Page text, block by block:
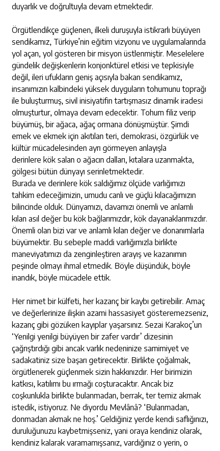
duyarlık ve doğrultuyla devam etmektedir.
Örgütlendikçe güçlenen, ilkeli duruşuyla istikrarlı büyüyen
sendikamız, Türkiye’nin eğitim vizyonu ve uygulamalarında
yol açan, yol gösteren bir misyon üstlenmiştir. Meselelere
gündelik değişkenlerin konjonktürel etkisi ve tepkisiyle
değil, ileri ufukların geniş açısıyla bakan sendikamız,
insanımızın kalbindeki yüksek duyguların tohumunu toprağı
ile buluşturmuş, sivil inisiyatifin tartışmasız dinamik iradesi
olmuşturtur, olmaya devam edecektir. Tohum filiz verip
büyümüş, bir ağaca, ağaç ormana dönüşmüştür. Şimdi
emek ve ekmek için akıtılan teri, demokrasi, özgürlük ve
kültür mücadelesinden ayrı görmeyen anlayışla
derinlere kök salan o ağacın dalları, kıtalara uzanmakta,
gölgesi bütün dünyayı serinletmektedir.
Burada ve derinlere kök saldığımız ölçüde varlığımızı
tahkim edeceğimizin, umudu canlı ve güçlü kılacağımızın
bilincinde olduk. Dünyamızı, davamızı önemli ve anlamlı
kılan asıl değer bu kök bağlarımızdır, kök dayanaklarımızdır.
Önemli olan bizi var ve anlamlı kılan değer ve donanımlarla
büyümektir. Bu sebeple maddi varlığımızla birlikte
maneviyatımızı da zenginleştiren arayış ve kazanımın
peşinde olmayı ihmal etmedik. Böyle düşündük, böyle
inandık, böyle mücadele ettik.
Her nimet bir külfeti, her kazanç bir kaybı getirebilir. Amaç
ve değerlerinize ilişkin azami hassasiyet gösteremezseniz,
kazanç gibi gözüken kayıplar yaşarsınız. Sezai Karakoç’un
‘Yenilgi yenilgi büyüyen bir zafer vardır’ dizesinin
çağrıştırdığı gibi ancak varlık nedeninize samimiyet ve
sadakatiniz size başarı getirecektir. Birlikte çoğalmak,
örgütlenerek güçlenmek sizin hakkınızdır. Her birimizin
katkısı, katılımı bu ırmağı coşturacaktır. Ancak biz
coşkunlukla birlikte bulanmadan, berrak, ter temiz akmak
istedik, istiyoruz. Ne diyordu Mevlânâ? ‘Bulanmadan,
donmadan akmak ne hoş.’ Geldiğiniz yerde kendi saflığınızı,
duruluğunuzu kaybetmişseniz, yani oraya kendiniz olarak,
kendiniz kalarak varamamışsanız, vardığınız o yerin, o